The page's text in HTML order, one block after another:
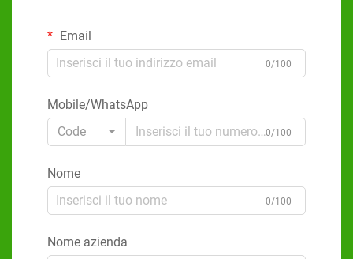
Email
0/100
Mobile/WhatsApp
Code
0/100
Nome
0/100
Nome azienda